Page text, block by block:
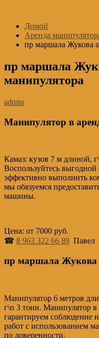
содержимому
Домой
Аренда
пр маршала Жукова
пр маршала
манипулятора
admin
Манипулятор в
Камаз: кузов 7 м длиной,
Воспользуйтесь
эффективно выполнить
мы обязуемся
машины.
Цена: от 7000 руб.
☎ 8 963 322 66 89 Павел
пр маршала Жукова
Манипулятор 6 метров
г\п 3 тонн. Манипулятор
гарантируем соблюдение
работ с использованием
по доверенности.